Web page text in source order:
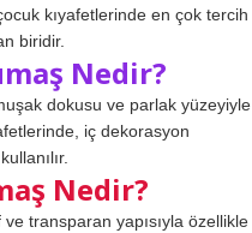
kıyafetlerinde en çok tercih
biridir.
Nedir?
dokusu ve parlak yüzeyiyle
iç dekorasyon
Nedir?
transparan yapısıyla özellikle